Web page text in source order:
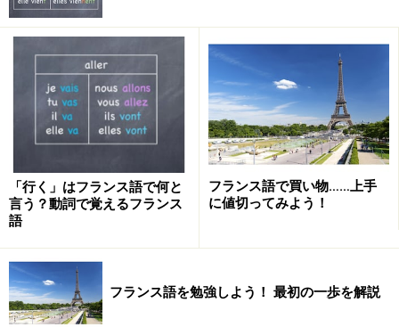
その後は、別のフランス語講座に申し込みましたが、あ
まり面白くなかったので、続かず、結局、家で一人、気
に入った構文の参考書を1冊仕上げました。それでも、
「行く」はフランス語で何と
言う？動詞で覚えるフランス
語
フランス語で買い物……上手
に値切ってみよう！
フランス語を勉強しよう！ 最初の一歩を解説